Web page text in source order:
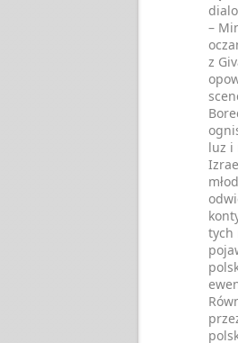
–
z
luz i
tych